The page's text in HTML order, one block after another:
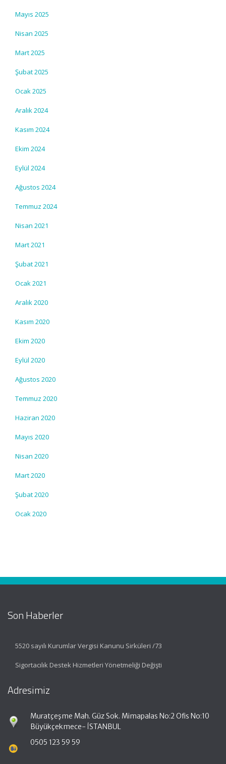
Mayıs 2025
Nisan 2025
Mart 2025
Şubat 2025
Ocak 2025
Aralık 2024
Kasım 2024
Ekim 2024
Eylül 2024
Ağustos 2024
Temmuz 2024
Nisan 2021
Mart 2021
Şubat 2021
Ocak 2021
Aralık 2020
Kasım 2020
Ekim 2020
Eylül 2020
Ağustos 2020
Temmuz 2020
Haziran 2020
Mayıs 2020
Nisan 2020
Mart 2020
Şubat 2020
Ocak 2020
Son Haberler
5520 sayılı Kurumlar Vergisi Kanunu Sirküleri /73
Sigortacılık Destek Hizmetleri Yönetmeliği Değişti
Adresimiz
Muratçeşme Mah. Güz Sok. Mimapalas No:2 Ofis No:10
Büyükçekmece- İSTANBUL
0505 123 59 59